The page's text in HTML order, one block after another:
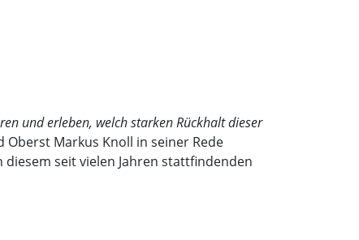
und erleben, welch starken Rückhalt dieser
Oberst Markus Knoll in seiner Rede
seit vielen Jahren stattfindenden